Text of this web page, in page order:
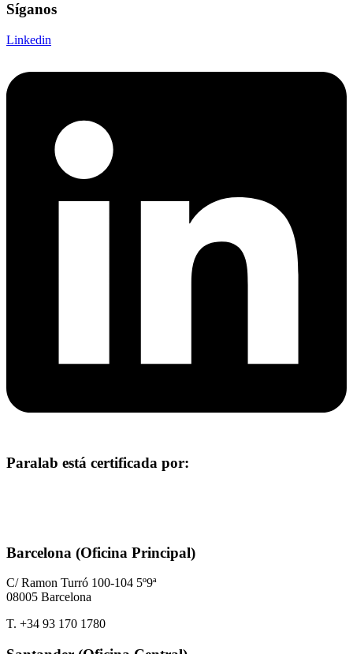
Síganos
Linkedin
Paralab está certificada por:
Barcelona (Oficina Principal)
C/ Ramon Turró 100-104 5º9ª
08005 Barcelona
T. +34 93 170 1780